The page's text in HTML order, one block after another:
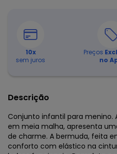
10x
sem juros
Preços
no
Descrição
Conjunto infantil para menino.
em meia malha, apresenta
de charme. A bermuda, feita
conforto com elástico na